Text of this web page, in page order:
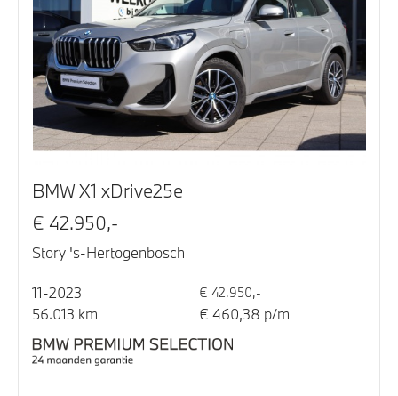
BMW X1 xDrive25e
€ 42.950,-
Story 's-Hertogenbosch
11-2023 € 42.950,-
56.013 km € 460,38 p/m